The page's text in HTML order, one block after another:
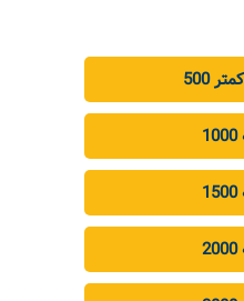
کمتر